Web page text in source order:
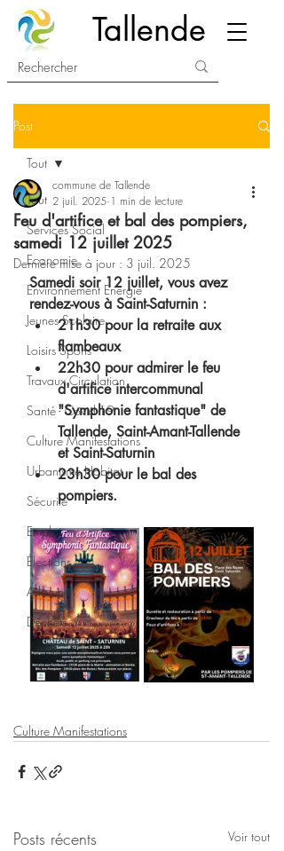
Tallende
Post
Tout
Services Social
Economie
Environnement Energie
Jeunes Scolaire
Loisirs Sports
Travaux Circulation
Santé - Covid-19
Culture Manifestations
Urbanisme Habitat
Sécurité
Emploi
Élections
A la une
Déchets
Tout
Feu d'artifice et bal des pompiers,
samedi 12 juillet 2025
commune de Tallende
2 juil. 2025 1 min de lecture
Dernière mise à jour : 3 juil. 2025
Samedi soir 12 juillet, vous avez
rendez-vous à Saint-Saturnin :
21h30 pour la retraite aux
flambeaux
22h30 pour admirer le feu
d'artifice intercommunal
"Symphonie fantastique" de
Tallende, Saint-Amant-Tallende
et Saint-Saturnin
23h30 pour le bal des
pompiers.
Culture Manifestations
Posts récents Voir tout